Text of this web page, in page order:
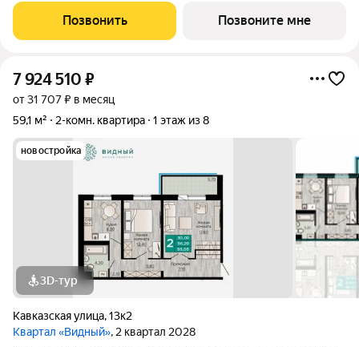
дома. 2.В шаговой доступности находятся школы, детские
сады, медицинские
Позвонить Позвоните мне
7 924 510 ₽
от 31 707 ₽ в месяц
59,1 м²
2-комн. квартира 1 этаж из 8
новостройка
3D-тур
Кавказская улица,13к2
Квартал «Видный», 2 квартал 2028